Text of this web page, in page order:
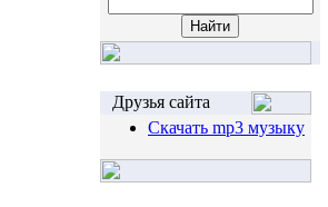
Друзья сайта
Скачать mp3 музыку